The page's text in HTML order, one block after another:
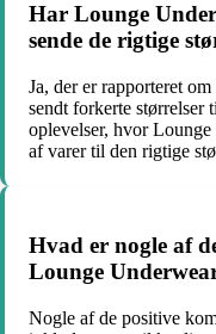
Har Lounge
sende de rigtige
Ja, der er rapporteret
sendt forkerte størrelser
oplevelser, hvor
af varer til den rigtige
Hvad er nogle af
Lounge
Nogle af de positive